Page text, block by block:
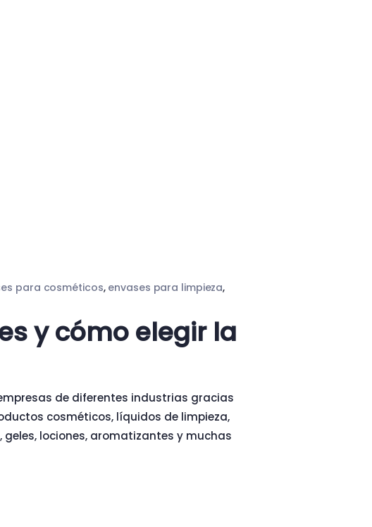
para cosméticos, envases para limpieza,
y cómo elegir la
de diferentes industrias gracias
cosméticos, líquidos de limpieza,
lociones, aromatizantes y muchas